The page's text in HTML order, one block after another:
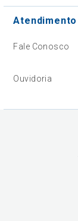
Atendimento
Fale Conosco
Ouvidoria